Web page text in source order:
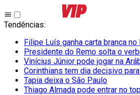
Tendências:
Filipe Luís ganha carta branca no
Presidente do Remo solta o
Vinícius Júnior pode jogar na
Corinthians tem dia decisivo para
Tapia deixa o São Paulo
Thiago Almada pode entrar no